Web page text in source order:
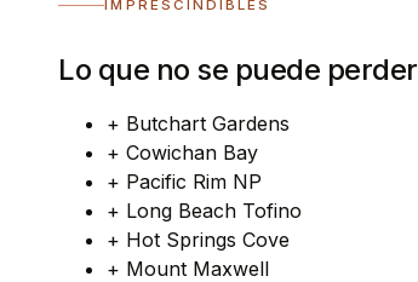
IMPRESCINDIBLES
Lo que no se puede perder
+ Butchart Gardens
+ Cowichan Bay
+ Pacific Rim NP
+ Long Beach Tofino
+ Hot Springs Cove
+ Mount Maxwell